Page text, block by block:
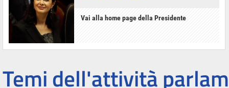
Vai alla home page della Presidente
Temi dell'attività